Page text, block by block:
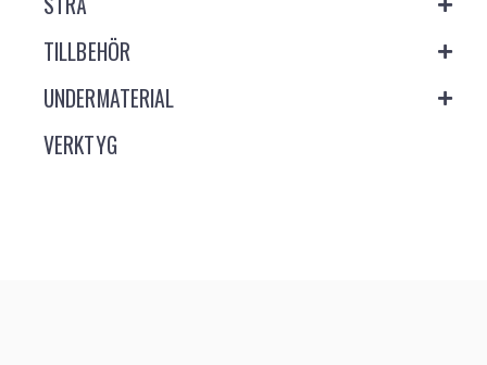
TILLBEHÖR
UNDERMATERIAL
VERKTYG